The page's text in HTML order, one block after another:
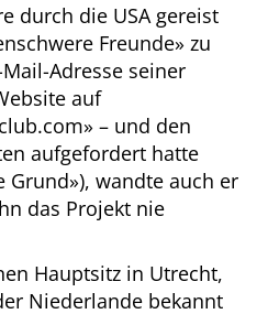
durch die USA gereist
Freunde
zu
Adresse seiner
auf
– und den
aufgefordert hatte
Grund ), wandte auch er
das Projekt nie
Hauptsitz in Utrecht,
Niederlande bekannt